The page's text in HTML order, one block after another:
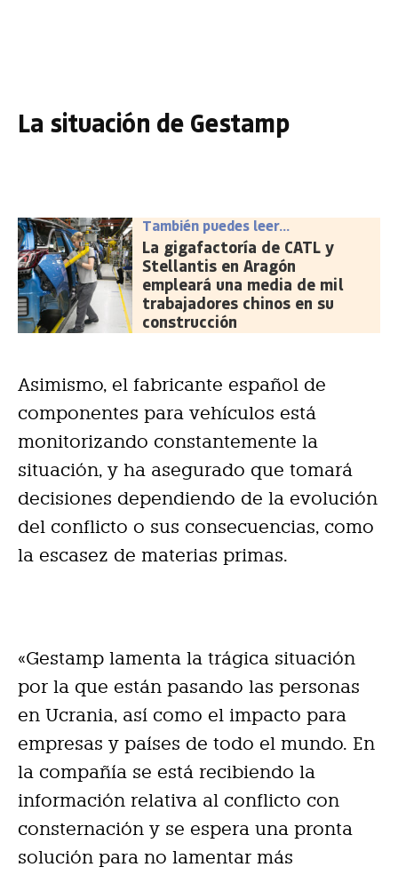
La situación de Gestamp
También puedes leer...
La gigafactoría de CATL y
Stellantis en Aragón
empleará una media de mil
trabajadores chinos en su
construcción
Asimismo, el fabricante español de
componentes para vehículos está
monitorizando constantemente la
situación, y ha asegurado que tomará
decisiones dependiendo de la evolución
del conflicto o sus consecuencias, como
la escasez de materias primas.
«Gestamp lamenta la trágica situación
por la que están pasando las personas
en Ucrania, así como el impacto para
empresas y países de todo el mundo. En
la compañía se está recibiendo la
información relativa al conflicto con
consternación y se espera una pronta
solución para no lamentar más